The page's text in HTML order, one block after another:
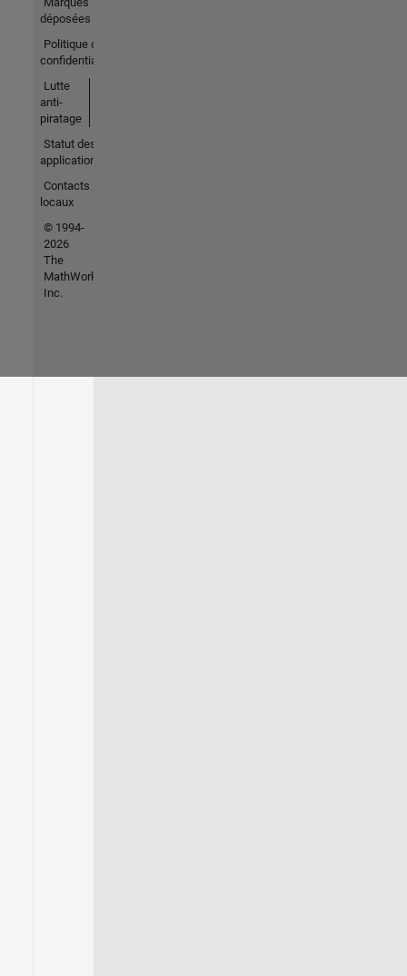
déposées
Politique de
confidentialité
Lutte
anti-
piratage
Statut des
applications
Contacts
locaux
© 1994-
2026
The
MathWorks,
Inc.